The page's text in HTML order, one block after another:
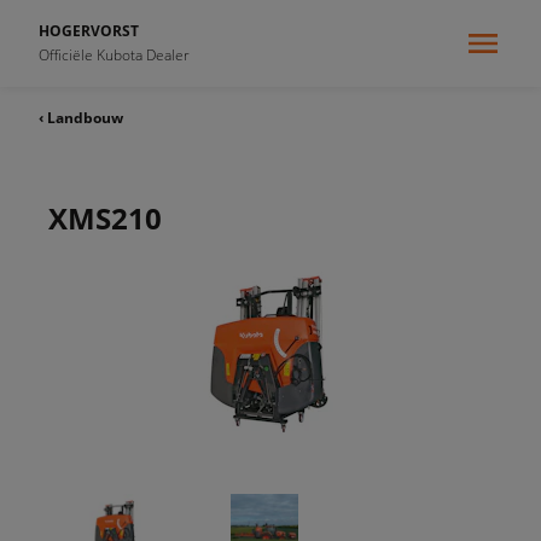
HOGERVORST
Officiële Kubota Dealer
‹ Landbouw
XMS210